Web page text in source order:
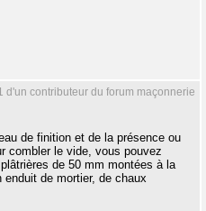
d'un contributeur du forum maçonnerie
de finition et de la présence ou
combler le vide, vous pouvez
de 50 mm montées à la
de mortier, de chaux